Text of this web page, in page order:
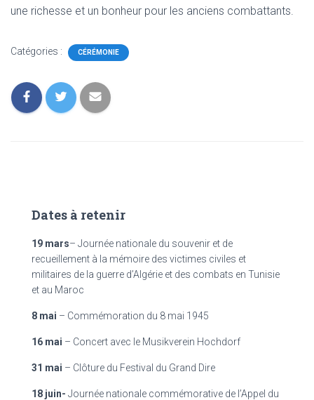
une richesse et un bonheur pour les anciens combattants.
Catégories : CÉRÉMONIE
Dates à retenir
19 mars– Journée nationale du souvenir et de
recueillement à la mémoire des victimes civiles et
militaires de la guerre d’Algérie et des combats en Tunisie
et au Maroc
8 mai – Commémoration du 8 mai 1945
16 mai – Concert avec le Musikverein Hochdorf
31 mai – Clôture du Festival du Grand Dire
18 juin- Journée nationale commémorative de l’Appel du